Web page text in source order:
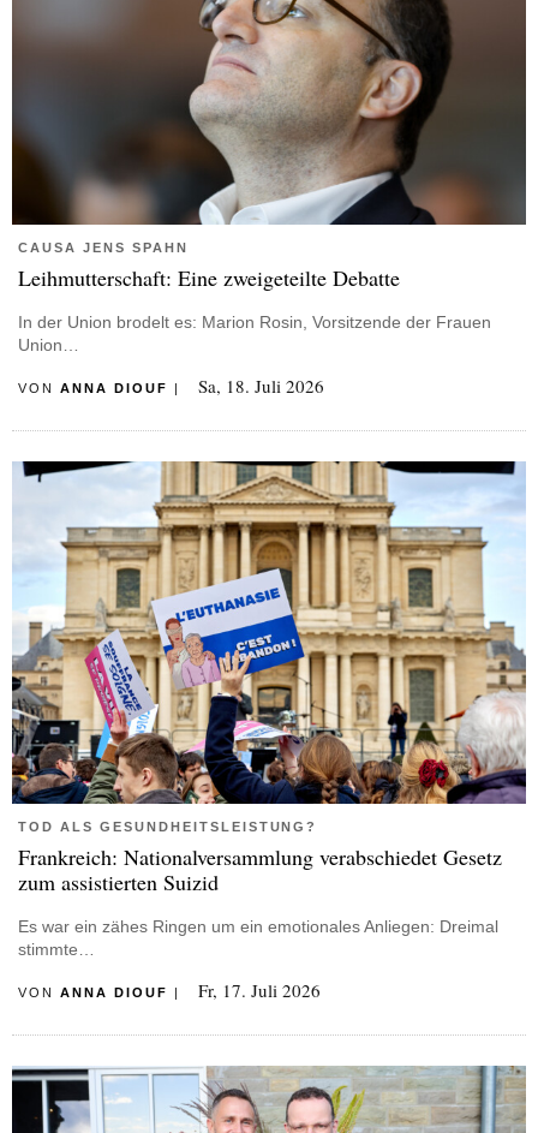
CAUSA JENS SPAHN
Leihmutterschaft: Eine zweigeteilte Debatte
In der Union brodelt es: Marion Rosin, Vorsitzende der Frauen
Union…
VON ANNA DIOUF | Sa, 18. Juli 2026
TOD ALS GESUNDHEITSLEISTUNG?
Frankreich: Nationalversammlung verabschiedet Gesetz
zum assistierten Suizid
Es war ein zähes Ringen um ein emotionales Anliegen: Dreimal
stimmte…
VON ANNA DIOUF | Fr, 17. Juli 2026